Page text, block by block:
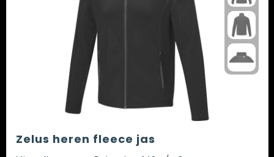
Zelus heren fleece jas